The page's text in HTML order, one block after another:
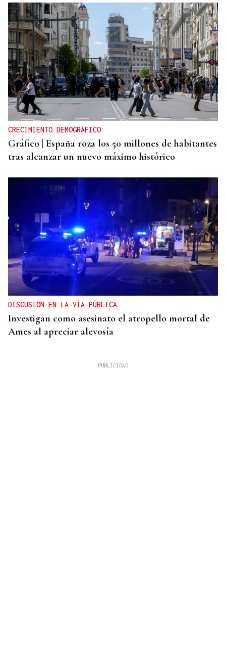
CRECIMIENTO DEMOGRÁFICO
Gráfico | España roza los 50 millones de habitantes
tras alcanzar un nuevo máximo histórico
DISCUSIÓN EN LA VÍA PÚBLICA
Investigan como asesinato el atropello mortal de
Ames al apreciar alevosía